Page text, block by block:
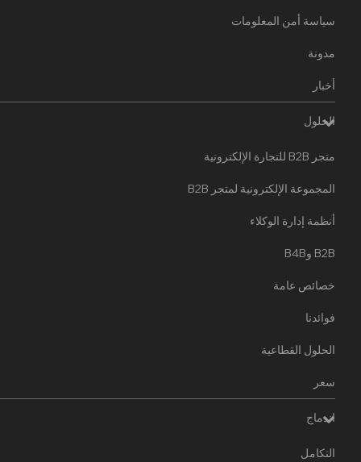
سياسة أمن المعلومات
مدونة
الحلول
المجموعة الإلكترونية لمتجر B2B
أنظمة إدارة الوكلاء
خصائص عامة
فوائدنا
الحلول القطاعية
اندماج
التكامل